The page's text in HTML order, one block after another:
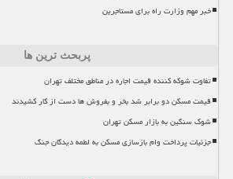
خبر مهم وزارت راه برای مستاجرین
پربحث ترین ها
تفاوت شوکه کننده قیمت اجاره در مناطق مختلف تهران
قیمت مسکن دو برابر شد بخر و بفروش ها دست از کار کشیدند
شوک سنگین به بازار مسکن تهران
جزئیات پرداخت وام بازسازی مسکن به لطمه دیدگان جنگ